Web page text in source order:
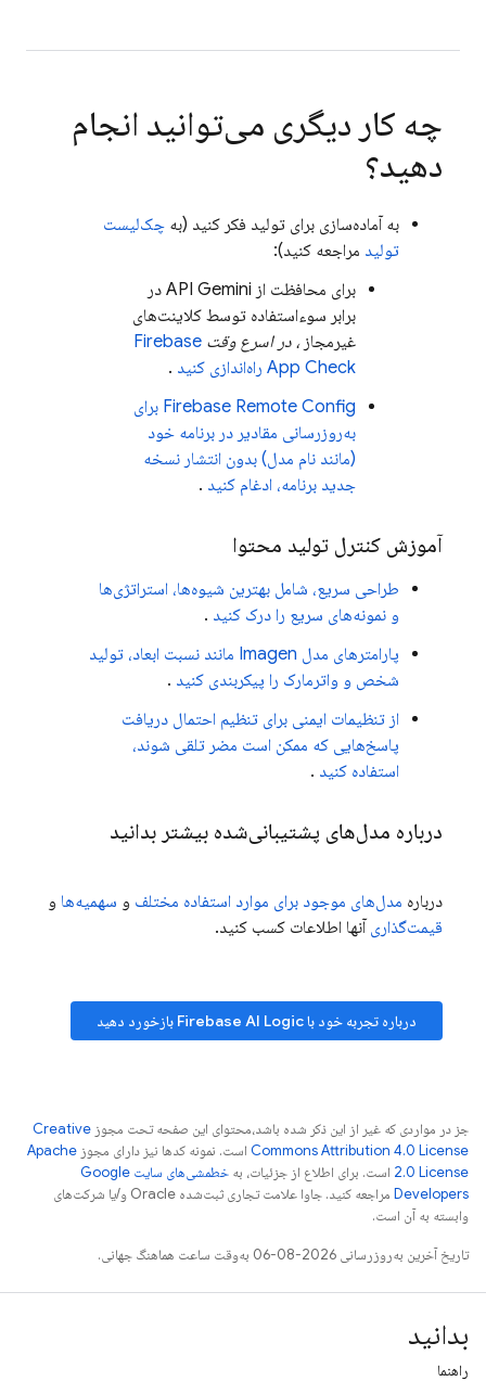
چه کار دیگری می‌توانید انجام
دهید؟
به آماده‌سازی برای تولید فکر کنید (به چک‌لیست
تولید مراجعه کنید):
برای محافظت از API Gemini
در
برابر سوءاستفاده توسط کلاینت‌های
غیرمجاز، در اسرع وقت Firebase
App Check راه‌اندازی کنید .
Firebase Remote Config برای
به‌روزرسانی مقادیر در برنامه خود
(مانند نام مدل) بدون انتشار نسخه
جدید برنامه، ادغام کنید .
آموزش کنترل تولید محتوا
طراحی سریع، شامل بهترین شیوه‌ها، استراتژی‌ها
و نمونه‌های سریع را درک کنید .
پارامترهای مدل Imagen مانند نسبت ابعاد، تولید
شخص و واترمارک را پیکربندی کنید .
از تنظیمات ایمنی برای تنظیم احتمال دریافت
پاسخ‌هایی که ممکن است مضر تلقی شوند،
استفاده کنید .
درباره مدل‌های پشتیبانی‌شده بیشتر بدانید
درباره مدل‌های موجود برای موارد استفاده مختلف و سهمیه‌ها و
قیمت‌گذاری آنها اطلاعات کسب کنید.
درباره تجربه خود باFirebase AI Logic بازخورد دهید
جز در مواردی که غیر از این ذکر شده باشد،‌محتوای این صفحه تحت مجوز Creative
Commons Attribution 4.0 License است. نمونه کدها نیز دارای مجوز Apache
2.0 License است. برای اطلاع از جزئیات، به
خطمشی‌های سایت Google
Developers‏
مراجعه کنید. جاوا علامت تجاری ثبت‌شده Oracle و/یا شرکت‌های
وابسته به آن است.
تاریخ آخرین به‌روزرسانی 2026-08-06 به‌وقت ساعت هماهنگ جهانی.
بدانید
راهنما